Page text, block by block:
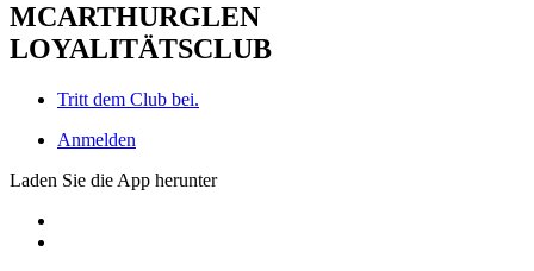
MCARTHURGLEN
LOYALITÄTSCLUB
Tritt dem Club bei.
Anmelden
Laden Sie die App herunter